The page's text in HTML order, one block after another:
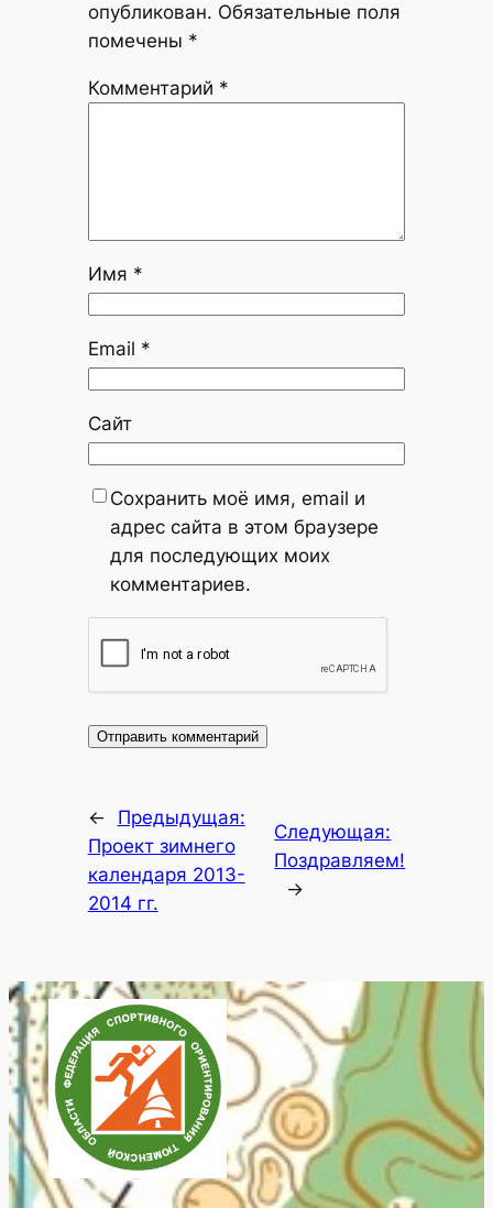
опубликован. Обязательные поля
помечены *
Комментарий *
Имя *
Email *
Сайт
Сохранить моё имя, email и
адрес сайта в этом браузере
для последующих моих
комментариев.
←
Предыдущая:
Проект зимнего
календаря 2013-
2014 гг.
Следующая:
Поздравляем!
→